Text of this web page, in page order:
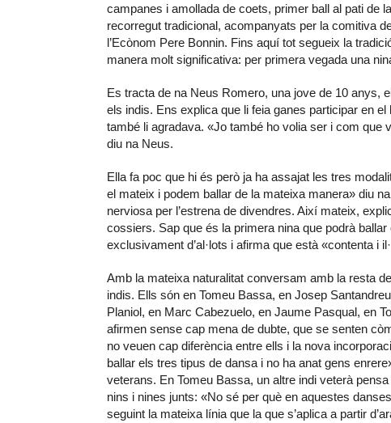
campanes i amollada de coets, primer ball al pati de
recorregut tradicional, acompanyats per la comitiva
l’Ecònom Pere Bonnin. Fins aquí tot segueix la
manera molt significativa: per primera vegada una
Es tracta de na Neus Romero, una jove de 10 anys,
els indis. Ens explica que li feia ganes participar en
també li agradava. «Jo també ho volia ser i com que
diu na Neus.
Ella fa poc que hi és però ja ha assajat les tres
el mateix i podem ballar de la mateixa manera» diu
nerviosa per l’estrena de divendres. Així mateix,
cossiers. Sap que és la primera nina que podrà
exclusivament d’al·lots i afirma que està «contenta i
Amb la mateixa naturalitat conversam amb la resta
indis. Ells són en Tomeu Bassa, en Josep
Planiol, en Marc Cabezuelo, en Jaume Pasqual, en
afirmen sense cap mena de dubte, que se senten
no veuen cap diferència entre ells i la nova
ballar els tres tipus de dansa i no ha anat gens
veterans. En Tomeu Bassa, un altre indi veterà
nins i nines junts: «No sé per què en aquestes
seguint la mateixa línia que la que s’aplica a partir